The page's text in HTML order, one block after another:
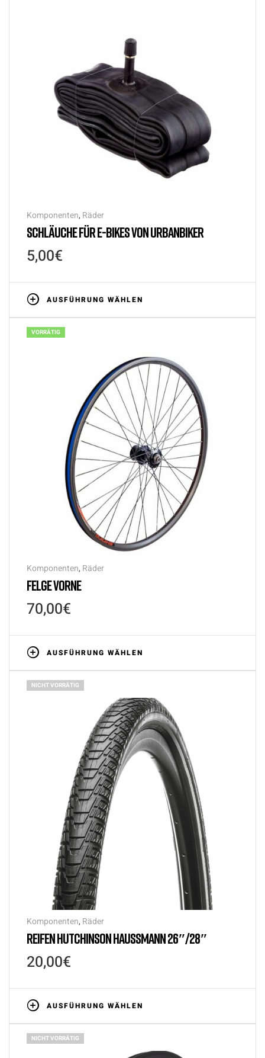
Komponenten, Räder
SCHLÄUCHE FÜR E-BIKES VON URBANBIKER
5,00€
AUSFÜHRUNG WÄHLEN
VORRÄTIG
Komponenten, Räder
FELGE VORNE
70,00€
AUSFÜHRUNG WÄHLEN
NICHT VORRÄTIG
Komponenten, Räder
REIFEN HUTCHINSON HAUSSMANN 26″/28″
20,00€
AUSFÜHRUNG WÄHLEN
NICHT VORRÄTIG